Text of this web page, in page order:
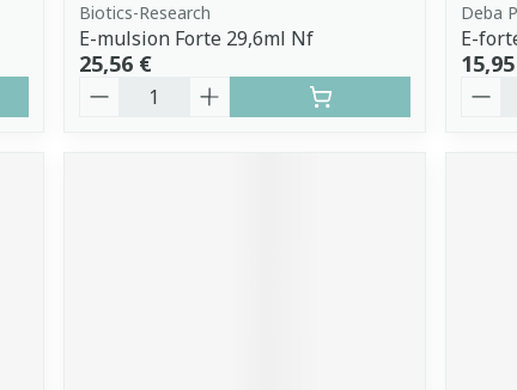
Biotics-Research
E-mulsion Forte 29,6ml Nf
25,56 €
Quantité
Deba
E-